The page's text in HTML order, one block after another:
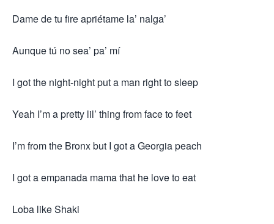
Dame de tu fire apriétame la’ nalga’
Aunque tú no sea’ pa’ mí
I got the night-night put a man right to sleep
Yeah I’m a pretty lil’ thing from face to feet
I’m from the Bronx but I got a Georgia peach
I got a empanada mama that he love to eat
Loba like Shaki